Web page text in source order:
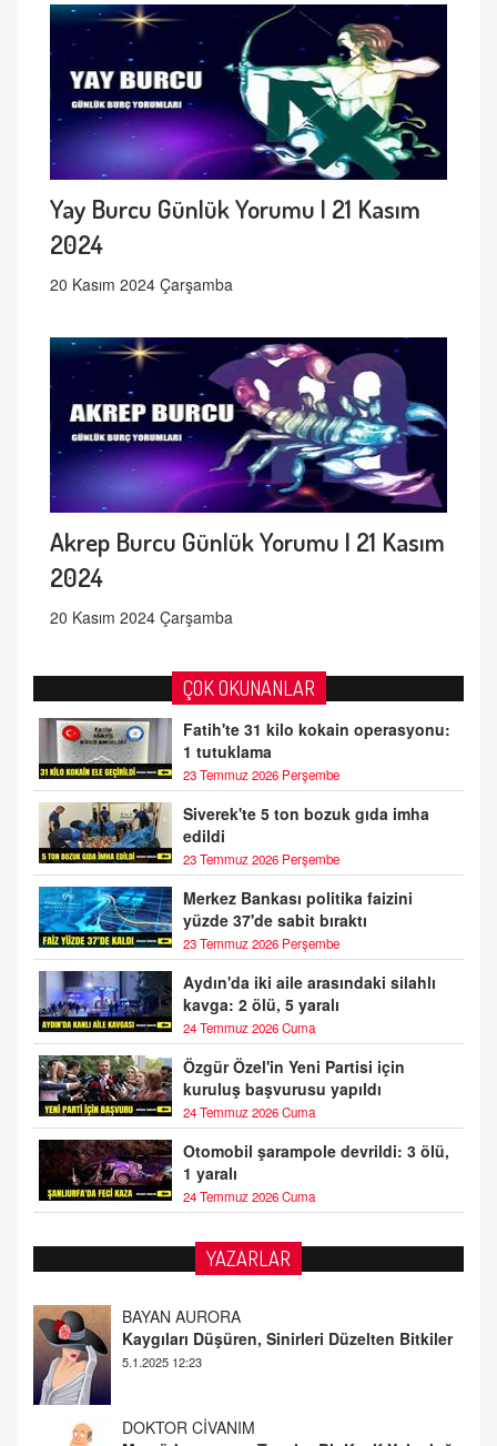
Yay Burcu Günlük Yorumu | 21 Kasım
2024
20 Kasım 2024 Çarşamba
Akrep Burcu Günlük Yorumu | 21 Kasım
2024
20 Kasım 2024 Çarşamba
ÇOK OKUNANLAR
Fatih'te 31 kilo kokain operasyonu:
1 tutuklama
23 Temmuz 2026 Perşembe
Siverek'te 5 ton bozuk gıda imha
edildi
23 Temmuz 2026 Perşembe
Merkez Bankası politika faizini
yüzde 37'de sabit bıraktı
23 Temmuz 2026 Perşembe
Aydın'da iki aile arasındaki silahlı
kavga: 2 ölü, 5 yaralı
24 Temmuz 2026 Cuma
Özgür Özel'in Yeni Partisi için
kuruluş başvurusu yapıldı
24 Temmuz 2026 Cuma
Otomobil şarampole devrildi: 3 ölü,
1 yaralı
24 Temmuz 2026 Cuma
YAZARLAR
DOKTOR CİVANIM
Mastürbasyon ve Tatmin: Bir Keşif Yolculuğu
13.11.2024 22:51
ALİ EFENDİ